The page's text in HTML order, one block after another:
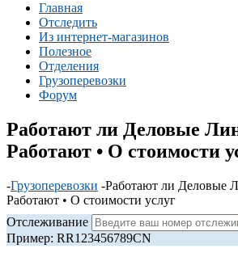
Главная
Отследить
Из интернет-магазинов
Полезное
Отделения
Грузоперевозки
Форум
Работают ли Деловые
Работают • О стоимости
-Грузоперевозки -Работают ли Деловые
Работают • О стоимости услуг
Отслеживание
Пример: RR123456789CN